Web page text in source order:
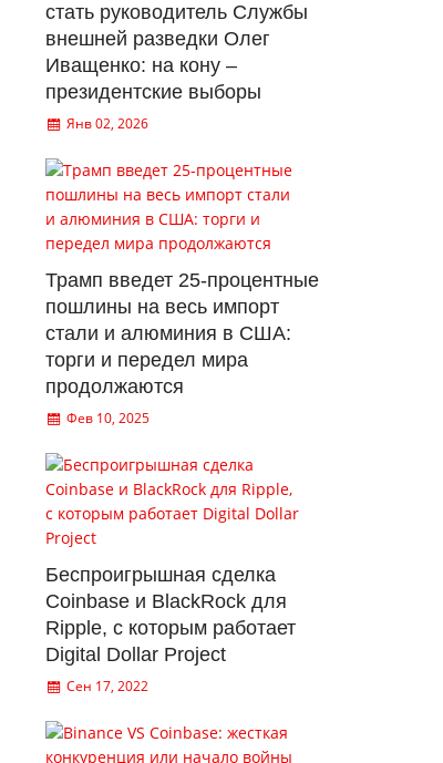
стать руководитель Службы
внешней разведки Олег
Иващенко: на кону –
президентские выборы
Янв 02, 2026
Трамп введет 25-процентные
пошлины на весь импорт
стали и алюминия в США:
торги и передел мира
продолжаются
Фев 10, 2025
Беспроигрышная сделка
Coinbase и BlackRock для
Ripple, с которым работает
Digital Dollar Project
Сен 17, 2022